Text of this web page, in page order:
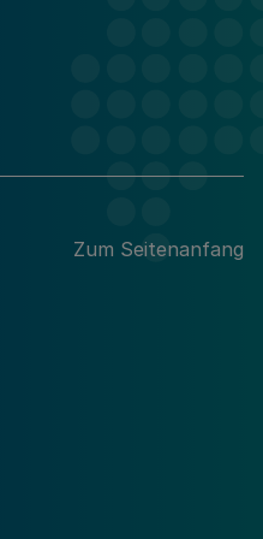
Zum Seitenanfang